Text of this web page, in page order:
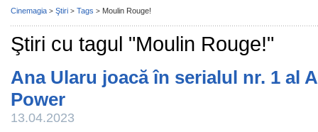
Ştiri cu tagul "Moulin Rouge!"
Ana Ularu joacă în serialul nr. 1 al
Power
13.04.2023
Cinemagia > Ştiri > Tags > Moulin Rouge!